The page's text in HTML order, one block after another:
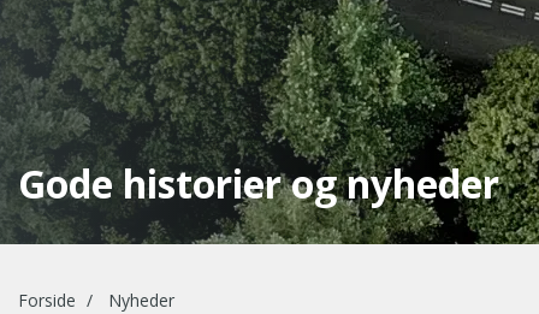
Gode historier og nyheder
Forside
Nyheder